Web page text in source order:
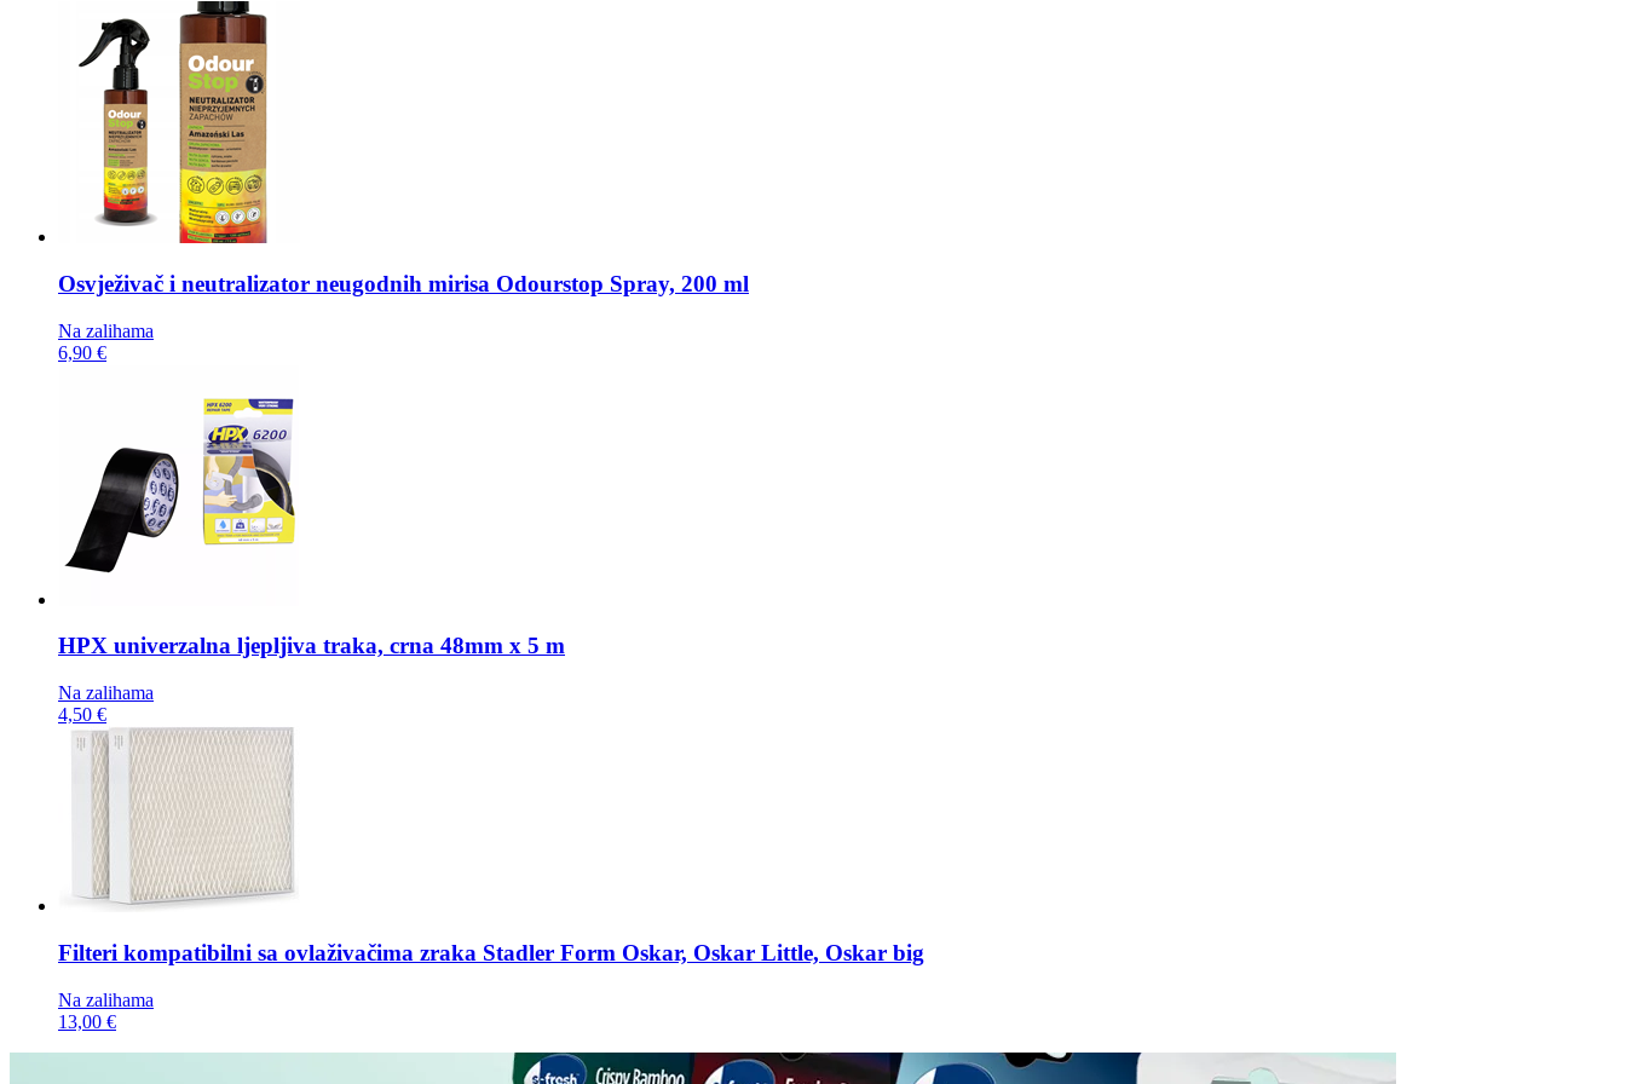
Osvježivač i neutralizator neugodnih mirisa Odourstop Spray, 200 ml
Na zalihama
6,90 €
HPX univerzalna ljepljiva traka, crna 48mm x 5 m
Na zalihama
4,50 €
Filteri kompatibilni sa ovlaživačima zraka Stadler Form Oskar, Oskar Little, Oskar big
Na zalihama
13,00 €